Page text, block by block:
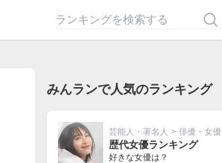
みんランで人気のランキング
芸能人・著名人 > 俳優・女優
歴代女優ランキング
好きな女優は？